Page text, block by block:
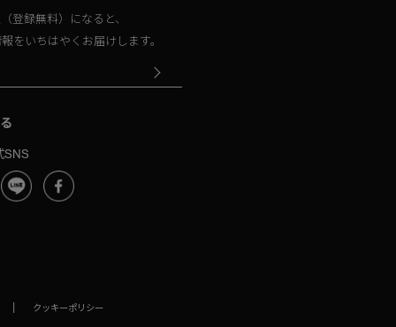
登録無料）になると、
をいちはやくお届けします。
SNS
| クッキーポリシー